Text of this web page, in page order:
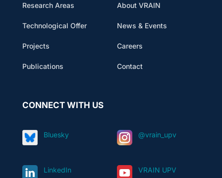
Research Areas
Technological Offer
Projects
Publications
About VRAIN
News & Events
Careers
Contact
CONNECT WITH US
Bluesky @vrain_upv
LinkedIn VRAIN UPV